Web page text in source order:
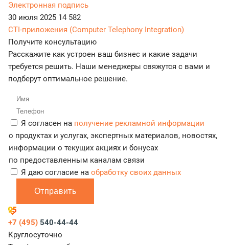
Электронная подпись
30 июля 2025 14 582
CTI-приложения (Computer Telephony Integration)
Получите консультацию
Расскажите как устроен ваш бизнес и какие задачи
требуется решить. Наши менеджеры свяжутся с вами и
подберут оптимальное решение.
Я согласен на получение рекламной информации
о продуктах и услугах, экспертных материалов, новостях,
информации о текущих акциях и бонусах
по предоставленным каналам связи
Я даю согласие на обработку своих данных
Отправить
+7 (495) 540-44-44
Круглосуточно